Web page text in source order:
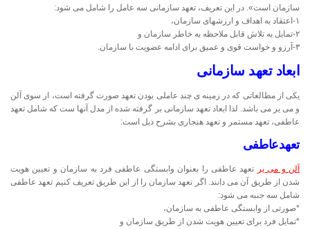
سازمان است». در این تعریف، تعهد سازمانی سه عامل را شامل می شود:
١-اعتقاد به اهداف و ارزشهای سازمان،
٢-تمایل به تلاش قابل ملاحظه به خاطر سازمان و
٣-آرزو و خواست قوی و عمیق برای ادامه عضویت با سازمان.
ابعاد تعهد سازمانی
یکی از مطالعاتی که در زمینه ی چند عاملی بودن تعهد صورت گرفته است، از سوی آلن
و می یر می باشد. لذا ابعاد تعهد سازمانی بر گرفته شده از مدل آنها ست که شامل تعهد
عاطفی، تعهد مستمر و تعهد هنجاری بشرح ذیل است:
تعهدعاطفی
آلن و می یر تعهد عاطفی را بعنوان وابستگی عاطفی فرد به سازمان و تعیین هویت
شدن از طریق آن می دانند. اگر تعهد سازمان را از این طریق تعریف کنیم تعهد عاطفی
شامل سه جنبه می شود:
*صورتی از وابستگی عاطفی به سازمان،
*تمایل فرد برای تعیین هویت شدن از طریق سازمان و